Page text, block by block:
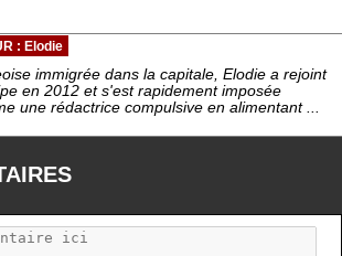
: Elodie
immigrée dans la capitale, Elodie a rejoint
en 2012 et s'est rapidement imposée
une rédactrice compulsive en alimentant ...